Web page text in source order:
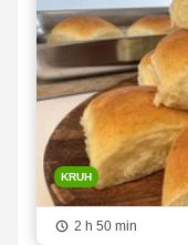
KRUH
2 h 50 min